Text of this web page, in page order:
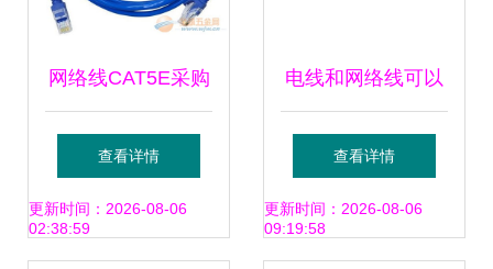
网络线CAT5E采购
指南 品牌、批发与
分销全解析
查看详情
更新时间：2026-08-06
02:38:59
电线和网络线可以
同路线施工吗？解
答与布线建议
查看详情
更新时间：2026-08-06
09:19:58